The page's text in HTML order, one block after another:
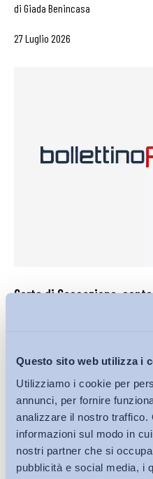
Questo sito web utilizza i
Utilizziamo i cookie per
annunci, per fornire
analizzare il nostro traffico.
informazioni sul modo in
nostri partner che si
pubblicità e social media, i
di Giada Benincasa
27 Luglio 2026
Corte di Cassazione,
27 Luglio 2026